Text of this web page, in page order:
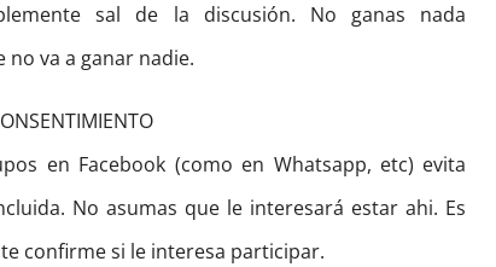
sal de la discusión. No ganas nada
va a ganar nadie.
en Facebook (como en Whatsapp, etc) evita
No asumas que le interesará estar ahi. Es
confirme si le interesa participar.